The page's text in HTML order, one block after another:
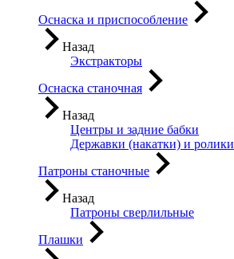
Оснаска и приспособление
Назад
Экстракторы
Оснаска станочная
Назад
Центры и задние бабки
Державки (накатки) и ролики
Патроны станочные
Назад
Патроны сверлильные
Плашки